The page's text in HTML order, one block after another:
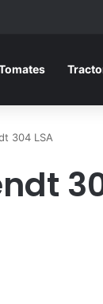
304 LSA